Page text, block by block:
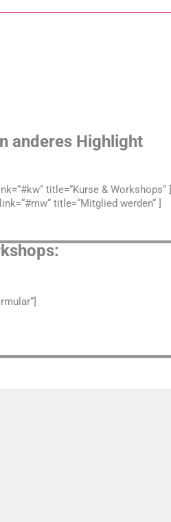
anderes Highlight
title=“Kurse & Workshops“ ]
title=“Mitglied werden“ ]